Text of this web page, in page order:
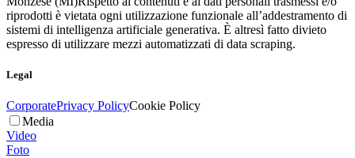
riprodotti è vietata ogni utilizzazione funzionale all’addestramento di
sistemi di intelligenza artificiale generativa. È altresì fatto divieto
espresso di utilizzare mezzi automatizzati di data scraping.
Legal
CorporatePrivacy PolicyCookie Policy
Media
Video
Foto